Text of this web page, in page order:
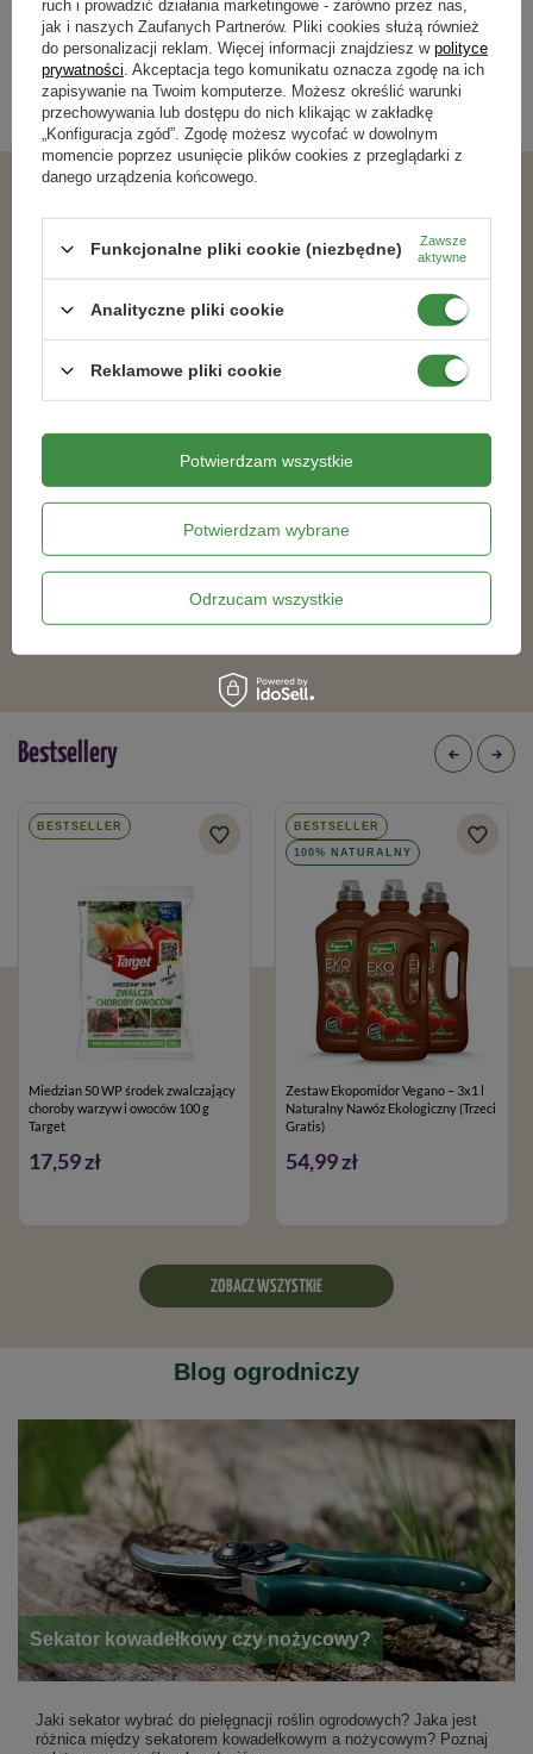
Kategorie powiązane
Sekatory, piły
Wieszak na Narzędzia
142,99 zł
Zrywacz do owoców z przegubem RG-
120,99 zł
Bestsellery
BESTSELLER
Miedzian 50 WP środek zwalczający
choroby warzyw i owoców 100 g
Target
17,59 zł
BESTSELLER
100% NATURALNY
Zestaw Ekopomidor Vegano – 3x1 l
Naturalny Nawóz Ekologiczny (Trzeci
Gratis)
54,99 zł
ZOBACZ WSZYSTKIE
Blog ogrodniczy
Sekator kowadełkowy czy nożycowy?
Jaki sekator wybrać do pielęgnacji roślin ogrodowych? Jaka jest
różnica między sekatorem kowadełkowym a nożycowym? Poznaj
ruch i prowadzić działania marketingowe - zarówno przez nas,
jak i naszych Zaufanych Partnerów. Pliki cookies służą również
do personalizacji reklam. Więcej informacji znajdziesz w polityce
prywatności . Akceptacja tego komunikatu oznacza zgodę na ich
zapisywanie na Twoim komputerze. Możesz określić warunki
przechowywania lub dostępu do nich klikając w zakładkę
„Konfiguracja zgód”. Zgodę możesz wycofać w dowolnym
momencie poprzez usunięcie plików cookies z przeglądarki z
danego urządzenia końcowego.
Funkcjonalne pliki cookie (niezbędne)
Zawsze
aktywne
Analityczne pliki cookie
Reklamowe pliki cookie
Potwierdzam wybrane
Odrzucam wszystkie
Potwierdzam wszystkie